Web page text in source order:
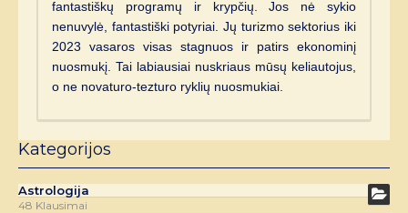
fantastiškų programų ir krypčių. Jos nė sykio
nenuvylė, fantastiški potyriai. Jų turizmo sektorius iki
2023 vasaros visas stagnuos ir patirs ekonominį
nuosmukį. Tai labiausiai nuskriaus mūsų keliautojus,
o ne novaturo-tezturo ryklių nuosmukiai.
Kategorijos
Astrologija
48 Klausimai